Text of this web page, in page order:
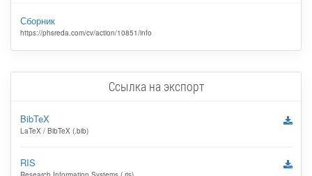
Сборник
https://phsreda.com/cv/action/10851/info
Ссылка на экспорт
BibTeX
LaTeX / BibTeX (.bib)
RIS